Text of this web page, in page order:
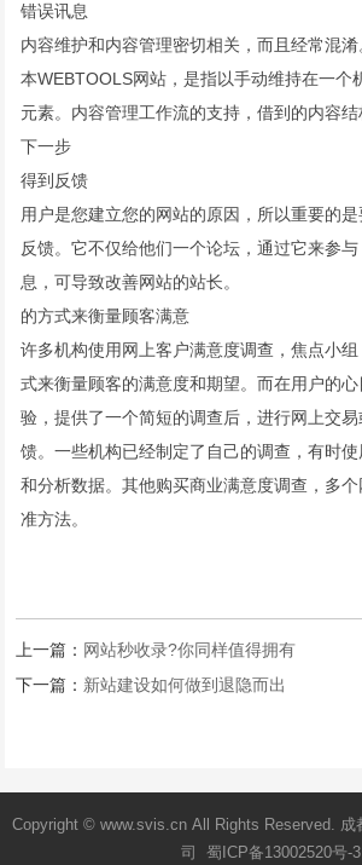
错误讯息
内容维护和内容管理密切相关，而且经常混
本WEBTOOLS网站，是指以手动维持在一个
元素。内容管理工作流的支持，借到的内容结
下一步
得到反馈
用户是您建立您的网站的原因，所以重要的
反馈。它不仅给他们一个论坛，通过它来参
息，可导致改善网站的站长。
的方式来衡量顾客满意
许多机构使用网上客户满意度调查，焦点小
式来衡量顾客的满意度和期望。而在用户的
验，提供了一个简短的调查后，进行网上交
馈。一些机构已经制定了自己的调查，有时
和分析数据。其他购买商业满意度调查，多
准方法。
上一篇： 网站秒收录?你同样值得拥有
下一篇： 新站建设如何做到退隐而出
Copyright © www.svis.cn All Rights Reserved. 成
司 蜀ICP备13002520号-3